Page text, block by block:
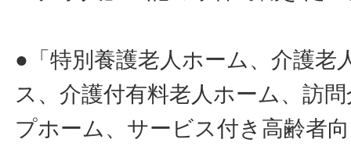
●「特別養護老人ホーム、介護老
ス、介護付有料老人ホーム、訪
プホーム、サービス付き高齢者